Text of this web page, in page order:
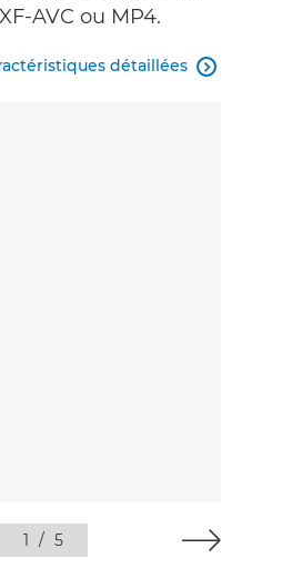
AVC ou MP4.
détaillées 
1 / 5